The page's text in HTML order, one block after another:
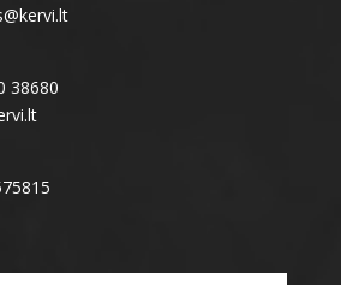
38680